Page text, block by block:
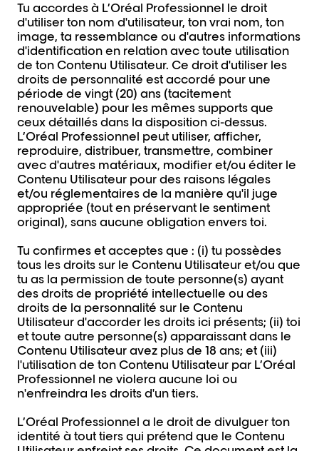
Tu accordes à L’Oréal Professionnel le droit
d'utiliser ton nom d'utilisateur, ton vrai nom, ton
image, ta ressemblance ou d'autres informations
d'identification en relation avec toute utilisation
de ton Contenu Utilisateur. Ce droit d'utiliser les
droits de personnalité est accordé pour une
période de vingt (20) ans (tacitement
renouvelable) pour les mêmes supports que
ceux détaillés dans la disposition ci-dessus.
L’Oréal Professionnel peut utiliser, afficher,
reproduire, distribuer, transmettre, combiner
avec d'autres matériaux, modifier et/ou éditer le
Contenu Utilisateur pour des raisons légales
et/ou réglementaires de la manière qu'il juge
appropriée (tout en préservant le sentiment
original), sans aucune obligation envers toi.
Tu confirmes et acceptes que : (i) tu possèdes
tous les droits sur le Contenu Utilisateur et/ou que
tu as la permission de toute personne(s) ayant
des droits de propriété intellectuelle ou des
droits de la personnalité sur le Contenu
Utilisateur d'accorder les droits ici présents; (ii) toi
et toute autre personne(s) apparaissant dans le
Contenu Utilisateur avez plus de 18 ans; et (iii)
l'utilisation de ton Contenu Utilisateur par L’Oréal
Professionnel ne violera aucune loi ou
n'enfreindra les droits d'un tiers.
L’Oréal Professionnel a le droit de divulguer ton
identité à tout tiers qui prétend que le Contenu